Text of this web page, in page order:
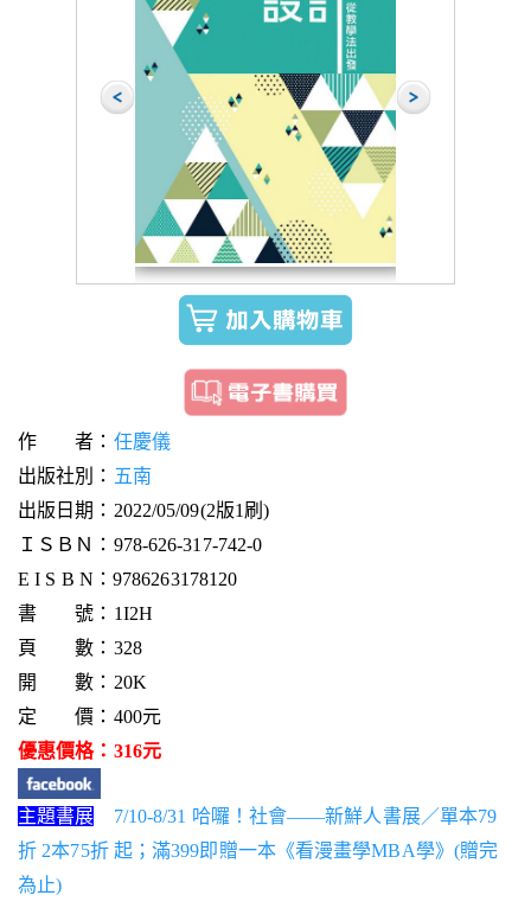
作 者： 任慶儀
出版社別： 五南
出版日期：2022/05/09(2版1刷)
ＩＳＢＮ：978-626-317-742-0
E I S B N：9786263178120
書 號：1I2H
頁 數：328
開 數：20K
定 價：400元
優惠價格：316元
主題書展
7/10-8/31 哈囉！社會——新鮮人書展／單本79
折 2本75折 起；滿399即贈一本《看漫畫學MBA學》(贈完
為止)